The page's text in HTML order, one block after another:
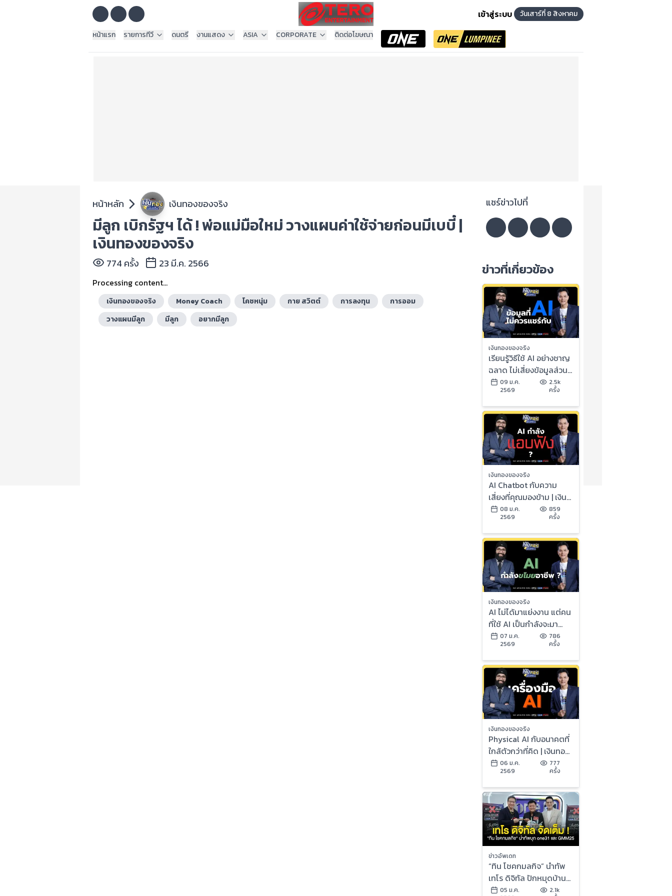
เข้าสู่ระบบ
วันเสาร์ที่ 8 สิงหาคม
หน้าแรก
รายการทีวี ดนตรี งานแสดง ASIA CORPORATE ติดต่อโฆษณา
หน้าหลัก เงินทองของจริง
มีลูก เบิกรัฐฯ ได้ ! พ่อแม่มือใหม่ วางแผนค่าใช้จ่ายก่อนมีเบบี๋ |
เงินทองของจริง
774 ครั้ง 23 มี.ค. 2566
Processing content...
เงินทองของจริง Money Coach โคชหนุ่ม กาย สวิตต์ การลงทุน
การออม
วางแผนมีลูก
มีลูก อยากมีลูก
แชร์ข่าวไปที่
ข่าวที่เกี่ยวข้อง
เงินทองของจริง
เรียนรู้วิธีใช้ AI อย่างชาญ
ฉลาด ไม่เสี่ยงข้อมูลส่วน
ตัวรั่วไหล | เงินทองของ
จริง
09 ม.ค.
2569
2.5k
ครั้ง
เงินทองของจริง
AI Chatbot กับความ
เสี่ยงที่คุณมองข้าม | เงิน
ทองของจริง
08 ม.ค.
2569
859
ครั้ง
เงินทองของจริง
AI ไม่ได้มาแย่งงาน แต่คน
ที่ใช้ AI เป็นกำลังจะมา
แทนที่คุณ | เงินทองของ
จริง
07 ม.ค.
2569
786
ครั้ง
เงินทองของจริง
Physical AI กับอนาคตที่
ใกล้ตัวกว่าที่คิด | เงินทอง
ของจริง
06 ม.ค.
2569
777
ครั้ง
ข่าวอัพเดท
“ทิน โชคกมลกิจ” นำทัพ
เทโร ดิจิทัล ปักหมุดบ้าน
หลังใหม่ ขนรายการ
05 ม.ค.
2.1k